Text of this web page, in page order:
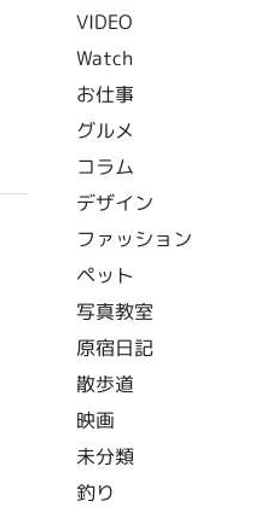
VIDEO
Watch
お仕事
グルメ
コラム
デザイン
ファッション
ペット
写真教室
原宿日記
散歩道
映画
未分類
釣り